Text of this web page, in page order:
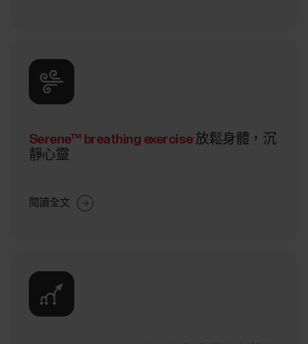
Serene™ breathing exercise放鬆身體，沉
靜心靈
閱讀全文